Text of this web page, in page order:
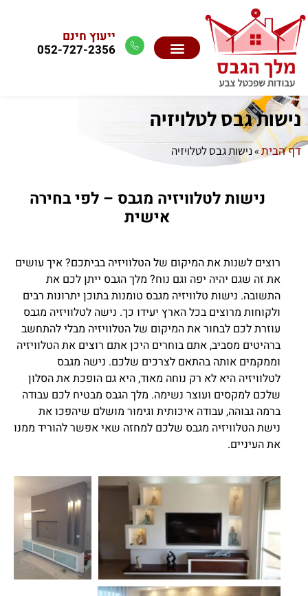
ייעוץ חינם
052-727-2356
נישות גבס לטלויזיה
דף הבית»נישות גבס לטלויזיה
נישות לטלוויזיה מגבס – לפי בחירה
אישית
רוצים לשנות את המיקום של הטלוויזיה בביתכם? איך עושים
את זה שגם יהיה יפה וגם נוח? מלך הגבס ייתן לכם את
התשובה. נישות טלוויזיה מגבס טומנות בתוכן יתרונות רבים
ולקוחות מרוצים בכל הארץ יעידו כך. נישה לטלוויזיה מגבס
עוזרת לכם לבחור את המיקום של הטלוויזיה מבלי להתחשב
ברהיטים מסביב, אתם בוחרים היכן אתם רוצים את הטלוויזיה
וממקמים אותה בהתאם לצרכים שלכם. נישה מגבס
לטלוויזיה היא לא רק נוחה מאוד, היא גם הופכת את הסלון
שלכם למקסים ועוצר נשימה. מלך הגבס מבטיח לכם עבודה
ברמה גבוהה, עבודה איכותית וגימור מושלם שיהפכו את
נישת הטלוויזיה מגבס שלכם למחזה שאי אפשר להוריד ממנו
את העיניים.